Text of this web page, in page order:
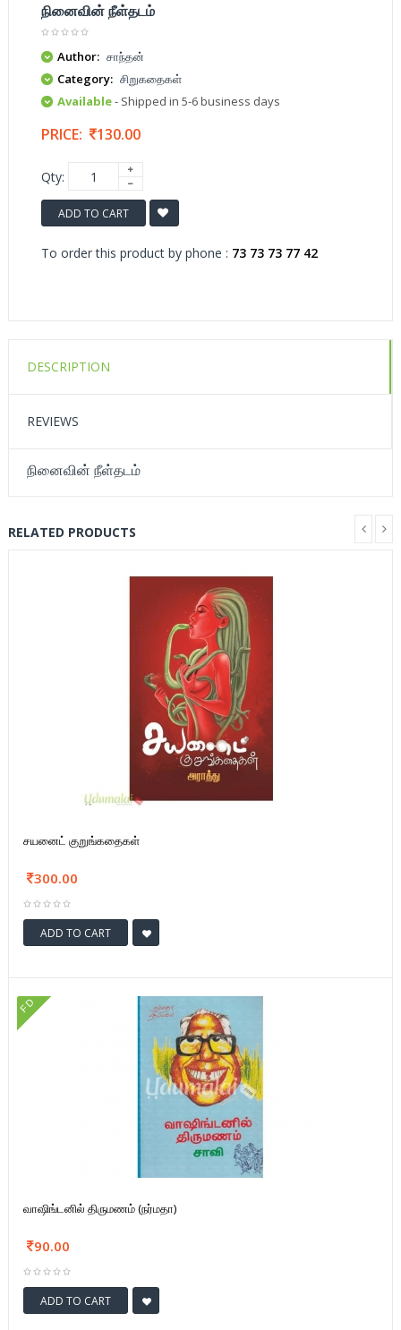
நினைவின் நீள்தடம்
Author: சாந்தன்
Category: சிறுகதைகள்
Available- Shipped in 5-6 business days
PRICE: 130.00
Qty:
ADD TO CART
To order this product by phone : 73 73 73 77 42
DESCRIPTION
REVIEWS
நினைவின் நீள்தடம்
RELATED PRODUCTS
சயனைட் குறுங்கதைகள்
300.00
ADD TO CART
FD
வாஷிங்டனில் திருமணம் (நர்மதா)
90.00
ADD TO CART